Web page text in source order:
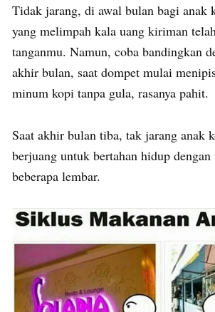
Tidak jarang, di awal bulan bagi anak
yang melimpah kala uang kiriman
tanganmu. Namun, coba bandingkan
akhir bulan, saat dompet mulai
minum kopi tanpa gula, rasanya pahit.
Saat akhir bulan tiba, tak jarang anak
berjuang untuk bertahan hidup
beberapa lembar.